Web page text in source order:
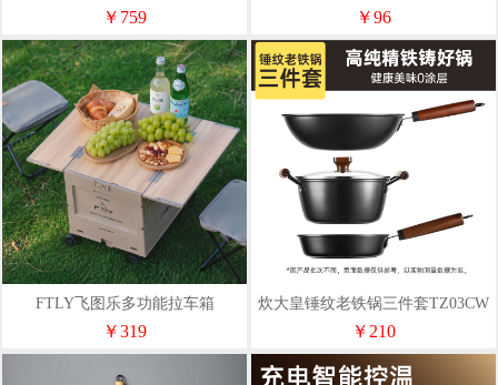
CI194A
￥759 ￥96
FTLY飞图乐多功能拉车箱
SNX0200
￥319
炊大皇锤纹老铁锅三件套TZ03CW
￥210